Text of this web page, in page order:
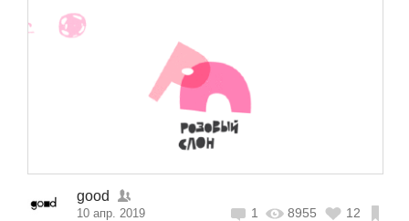
good
10 апр. 2019 1 8955 12